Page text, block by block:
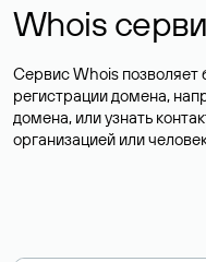
Whois
Сервис Whois
регистрации домена,
домена, или узнать
организацией или